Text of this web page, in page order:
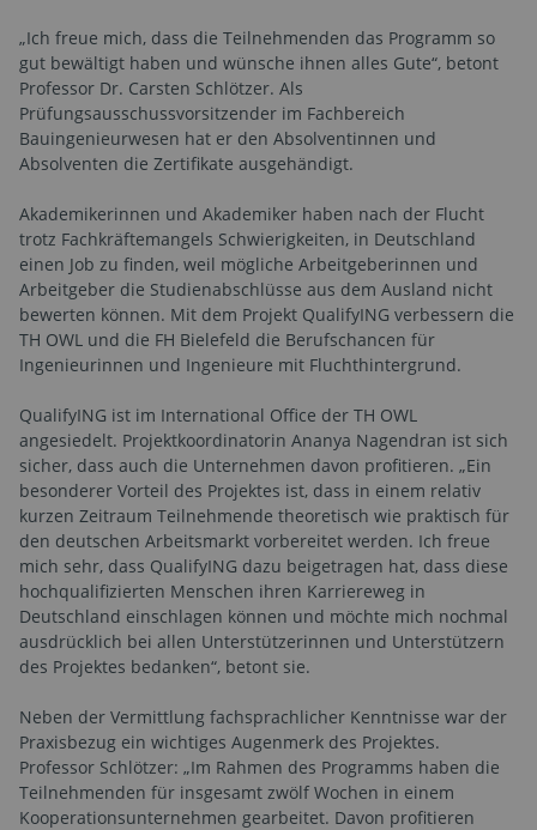
„Ich freue mich, dass die Teilnehmenden das Programm so
gut bewältigt haben und wünsche ihnen alles Gute“, betont
Professor Dr. Carsten Schlötzer. Als
Prüfungsausschussvorsitzender im Fachbereich
Bauingenieurwesen hat er den Absolventinnen und
Absolventen die Zertifikate ausgehändigt.
Akademikerinnen und Akademiker haben nach der Flucht
trotz Fachkräftemangels Schwierigkeiten, in Deutschland
einen Job zu finden, weil mögliche Arbeitgeberinnen und
Arbeitgeber die Studienabschlüsse aus dem Ausland nicht
bewerten können. Mit dem Projekt QualifyING verbessern die
TH OWL und die FH Bielefeld die Berufschancen für
Ingenieurinnen und Ingenieure mit Fluchthintergrund.
QualifyING ist im International Office der TH OWL
angesiedelt. Projektkoordinatorin Ananya Nagendran ist sich
sicher, dass auch die Unternehmen davon profitieren. „Ein
besonderer Vorteil des Projektes ist, dass in einem relativ
kurzen Zeitraum Teilnehmende theoretisch wie praktisch für
den deutschen Arbeitsmarkt vorbereitet werden. Ich freue
mich sehr, dass QualifyING dazu beigetragen hat, dass diese
hochqualifizierten Menschen ihren Karriereweg in
Deutschland einschlagen können und möchte mich nochmal
ausdrücklich bei allen Unterstützerinnen und Unterstützern
des Projektes bedanken“, betont sie.
Neben der Vermittlung fachsprachlicher Kenntnisse war der
Praxisbezug ein wichtiges Augenmerk des Projektes.
Professor Schlötzer: „Im Rahmen des Programms haben die
Teilnehmenden für insgesamt zwölf Wochen in einem
Kooperationsunternehmen gearbeitet. Davon profitieren